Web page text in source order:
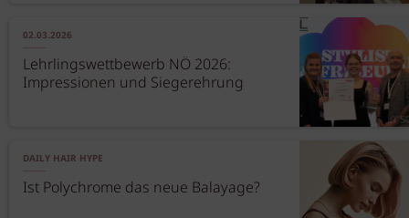
02.03.2026
Lehrlingswettbewerb NÖ 2026:
Impressionen und Siegerehrung
DAILY HAIR HYPE
Ist Polychrome das neue Balayage?